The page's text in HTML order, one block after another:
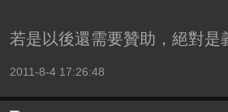
若是以後還需要贊助，絕對是
2011-8-4 17:26:48